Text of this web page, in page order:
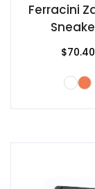
Ferracini
$70.40